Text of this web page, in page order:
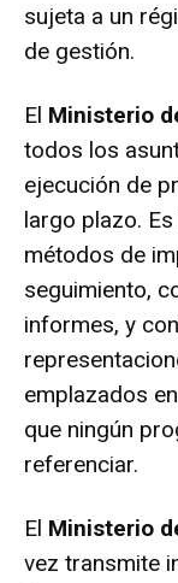
sujeta a un
de gestión.
El Ministerio
todos los
ejecución de
largo plazo.
métodos de
seguimiento,
informes, y
emplazados
que ningún
referenciar.
El Ministerio
vez transmite